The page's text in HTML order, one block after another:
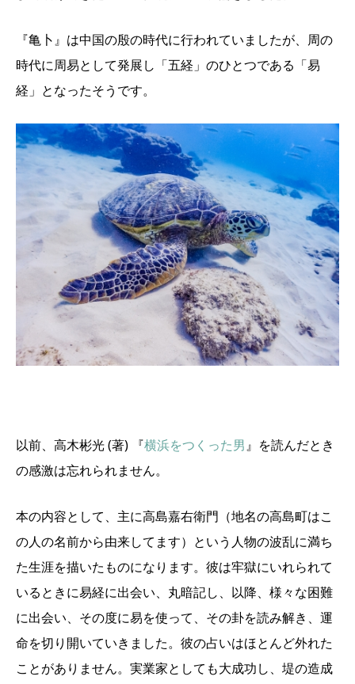
『亀卜』は中国の殷の時代に行われていましたが、周の
時代に周易として発展し「五経」のひとつである「易
経」となったそうです。
以前、高木彬光(著) 『横浜をつくった男』を読んだとき
の感激は忘れられません。
本の内容として、主に高島嘉右衛門（地名の高島町はこ
の人の名前から由来してます）という人物の波乱に満ち
た生涯を描いたものになります。彼は牢獄にいれられて
いるときに易経に出会い、丸暗記し、以降、様々な困難
に出会い、その度に易を使って、その卦を読み解き、運
命を切り開いていきました。彼の占いはほとんど外れた
ことがありません。実業家としても大成功し、堤の造成